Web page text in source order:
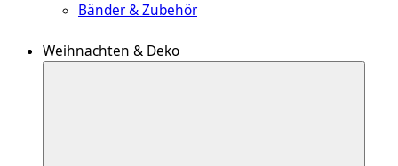
Bänder & Zubehör
Weihnachten & Deko